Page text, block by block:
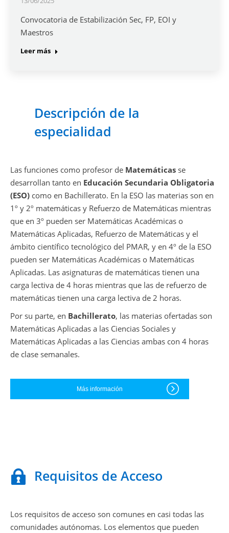
Convocatoria de Estabilización Sec, FP, EOI y
Maestros
Leer más
Descripción de la
especialidad
Las funciones como profesor de Matemáticas se
desarrollan tanto en Educación Secundaria Obligatoria
(ESO) como en Bachillerato. En la ESO las materias son en
1º y 2º matemáticas y Refuerzo de Matemáticas mientras
que en 3º pueden ser Matemáticas Académicas o
Matemáticas Aplicadas, Refuerzo de Matemáticas y el
ámbito científico tecnológico del PMAR, y en 4º de la ESO
pueden ser Matemáticas Académicas o Matemáticas
Aplicadas. Las asignaturas de matemáticas tienen una
carga lectiva de 4 horas mientras que las de refuerzo de
matemáticas tienen una carga lectiva de 2 horas.
Por su parte, en Bachillerato, las materias ofertadas son
Matemáticas Aplicadas a las Ciencias Sociales y
Matemáticas Aplicadas a las Ciencias ambas con 4 horas
de clase semanales.
Más información
Requisitos de Acceso
Los requisitos de acceso son comunes en casi todas las
comunidades autónomas. Los elementos que pueden